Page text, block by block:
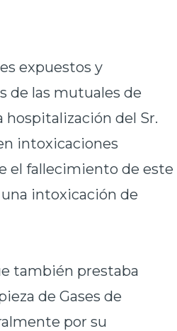
expuestos y
de las mutuales de
hospitalización del Sr.
intoxicaciones
el fallecimiento de este
intoxicación de
también prestaba
de Gases de
por su